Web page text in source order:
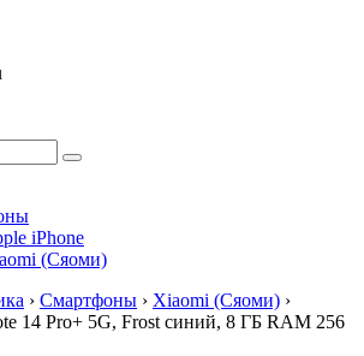
iPhone
(Сяоми)
› Смартфоны › Xiaomi (Сяоми) ›
14 Pro+ 5G, Frost синий, 8 ГБ RAM 256